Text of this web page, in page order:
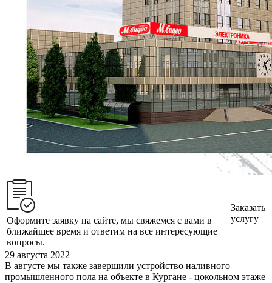
Оформите заявку на сайте, мы свяжемся с вами в
ближайшее время и ответим на все интересующие
вопросы.
Заказать
услугу
29 августа 2022
В августе мы также завершили устройство наливного
промышленного пола на объекте в Кургане - цокольном этаже